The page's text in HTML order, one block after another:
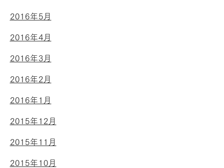
2016年5月
2016年4月
2016年3月
2016年2月
2016年1月
2015年12月
2015年11月
2015年10月